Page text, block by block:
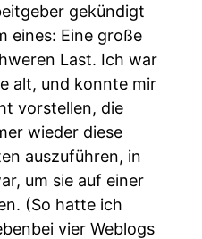
gekündigt
eines: Eine große
Last. Ich war
alt, und konnte mir
vorstellen, die
wieder diese
auszuführen, in
um sie auf einer
(So hatte ich
vier Weblogs